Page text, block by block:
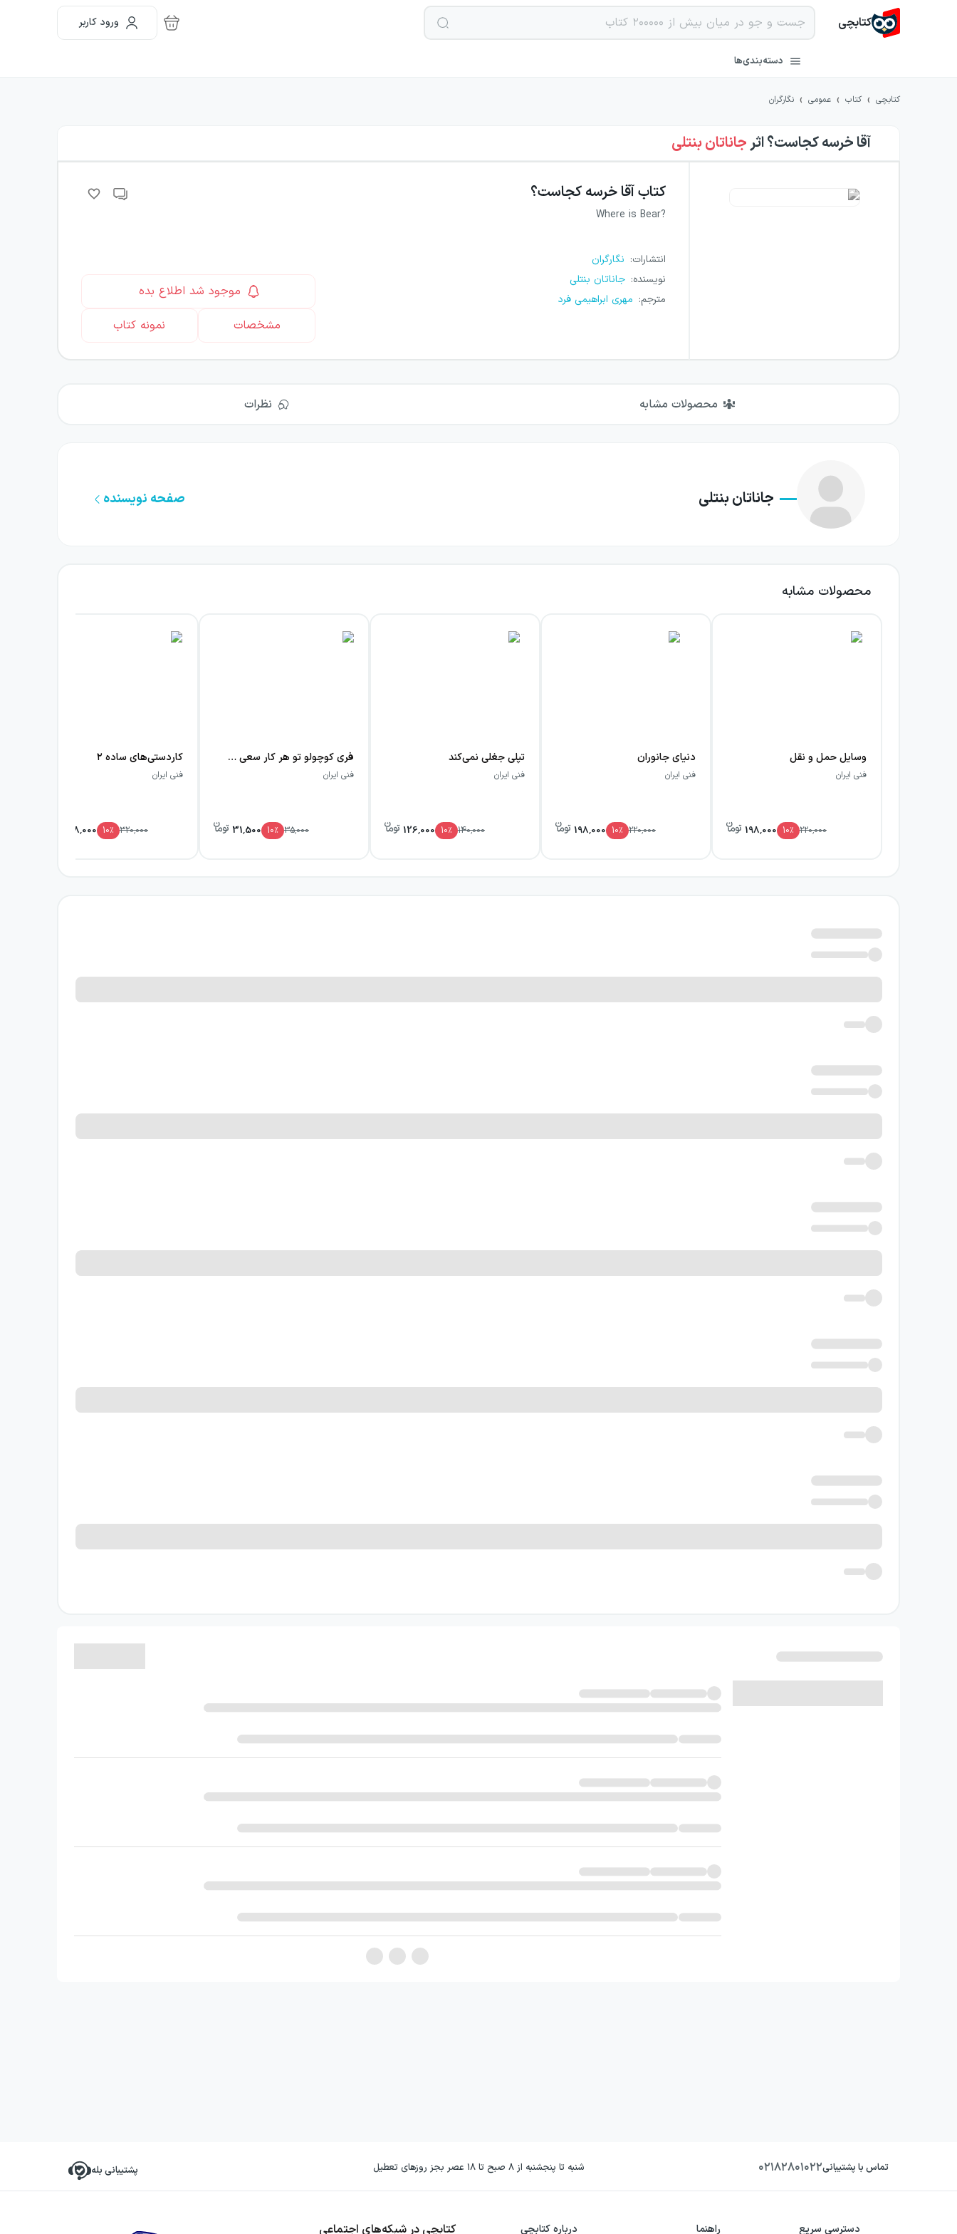
کتابچی ورود کاربر
دسته‌بندی‌ها
کتابچی › کتاب › عمومی › نگارگران
آقا خرسه کجاست؟اثرجاناتان بنتلی
کتابآقا خرسه کجاست؟
Where is Bear?
انتشارات: نگارگران
نویسنده: جاناتان بنتلی
مترجم: مهری ابراهیمی فرد
موجود شد اطلاع بده
مشخصات
نمونه کتاب
محصولات مشابه نظرات
جاناتان بنتلی صفحه نویسنده
محصولات مشابه
وسایل حمل و نقل
فنی ایران
220,000
10٪ 198,000
دنیای جانوران
فنی ایران
220,000
10٪ 198,000
تپلی جغلی نمی‌کند
فنی ایران
140,000
10٪ 126,000
فری کوچولو تو هر کار سعی می‌کنه هزار بار
فنی ایران
35,000
10٪ 31,500
کاردستی‌های ساده ۲
فنی ایران
320,000
10٪ 288,000
تماس با پشتیبانی۰۲۱۸۲۸۰۱۰۲۲ شنبه تا پنجشنبه از ۸ صبح تا ۱۸ عصر بجز روزهای تعطیل پشتیبانی بله
دسترسی سریع راهنما درباره کتابچی کتابچی در شبکه‌های اجتماعی